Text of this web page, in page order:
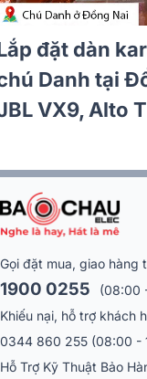
Lắp đặt dàn
anh Phan tại
Denon DP-
Gọi đặt mua, giao hàng
1900 0255
(08:00
Khiếu nại, hỗ trợ khách
0344 860 255 (08:00 -
Hỗ Trợ Kỹ Thuật Bảo